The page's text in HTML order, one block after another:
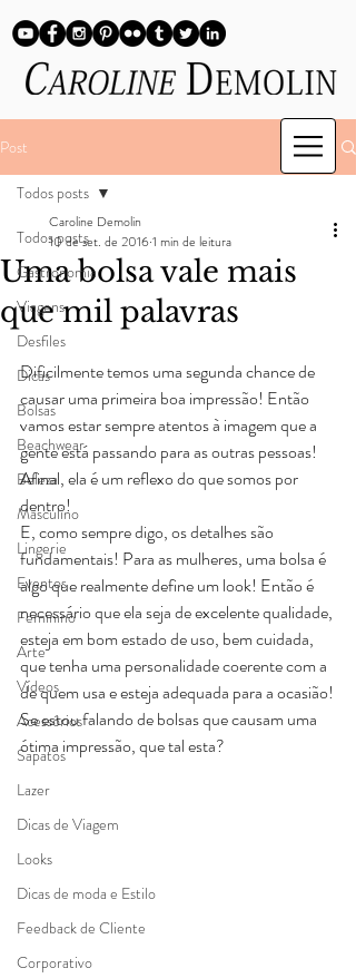
Post
Todos posts
Gastronomia
Viagens
Desfiles
Dicas
Bolsas
Beachwear
Beleza
Masculino
Lingerie
Eventos
Feminino
Arte
Vídeos
Acessórios
Sapatos
Lazer
Dicas de Viagem
Looks
Dicas de moda e Estilo
Feedback de Cliente
Corporativo
Todos posts
Uma bolsa vale mais
que mil palavras
Caroline Demolin
10 de set. de 20161 min de leitura
Dificilmente temos uma segunda chance de
causar uma primeira boa impressão! Então
vamos estar sempre atentos à imagem que a
gente está passando para as outras pessoas!
Afinal, ela é um reflexo do que somos por
dentro!
E, como sempre digo, os detalhes são
fundamentais! Para as mulheres, uma bolsa é
algo que realmente define um look! Então é
necessário que ela seja de excelente qualidade,
esteja em bom estado de uso, bem cuidada,
que tenha uma personalidade coerente com a
de quem usa e esteja adequada para a ocasião!
Se estou falando de bolsas que causam uma
ótima impressão, que tal esta?